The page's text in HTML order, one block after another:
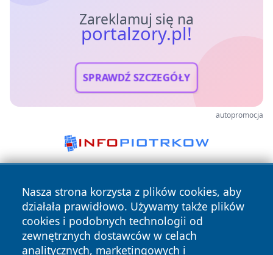
Zareklamuj się na
portalzory.pl!
SPRAWDŹ SZCZEGÓŁY
autopromocja
Nasza strona korzysta z plików cookies, aby
działała prawidłowo. Używamy także plików
cookies i podobnych technologii od
zewnętrznych dostawców w celach
analitycznych, marketingowych i
Copyright © 2026 portalzory.pl Wszystkie prawa zastrzeżone.